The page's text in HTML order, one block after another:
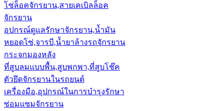
โซ่ล็อคจักรยาน,สายเคเบิลล็อค
จักรยาน
อุปกรณ์ดูแลรักษาจักรยาน,น้ำมัน
หยอดโซ่,จารบี,น้ำยาล้างรถจักรยาน
กระจกมองหลัง
ที่สูบลมแบบพื้น,สูบพกพา,ที่สูบโช๊ค
ตัวยึดจักรยานในรถยนต์
เครื่องมือ,อุปกรณ์ในการบำรุงรักษา
ซ่อมแซมจักรยาน